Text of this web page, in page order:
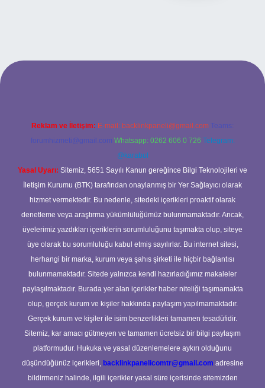
betexper güncel giriş
Reklam ve İletişim: E-mail: backlinkpaneli@gmail.com Teams:
forumhizmeti@gmail.com Whatsapp: 0262 606 0 726 Telegram:
@karabul
Yasal Uyarı: Sitemiz, 5651 Sayılı Kanun gereğince Bilgi Teknolojileri ve
İletişim Kurumu (BTK) tarafından onaylanmış bir Yer Sağlayıcı olarak
hizmet vermektedir. Bu nedenle, sitedeki içerikleri proaktif olarak
denetleme veya araştırma yükümlülüğümüz bulunmamaktadır. Ancak,
üyelerimiz yazdıkları içeriklerin sorumluluğunu taşımakta olup, siteye
üye olarak bu sorumluluğu kabul etmiş sayılırlar. Bu internet sitesi,
herhangi bir marka, kurum veya şahıs şirketi ile hiçbir bağlantısı
bulunmamaktadır. Sitede yalnızca kendi hazırladığımız makaleler
paylaşılmaktadır. Burada yer alan içerikler haber niteliği taşımamakta
olup, gerçek kurum ve kişiler hakkında paylaşım yapılmamaktadır.
Gerçek kurum ve kişiler ile isim benzerlikleri tamamen tesadüfidir.
Sitemiz, kar amacı gütmeyen ve tamamen ücretsiz bir bilgi paylaşım
platformudur. Hukuka ve yasal düzenlemelere aykırı olduğunu
düşündüğünüz içerikleri, backlinkpanelicomtr@gmail.com adresine
bildirmeniz halinde, ilgili içerikler yasal süre içerisinde sitemizden